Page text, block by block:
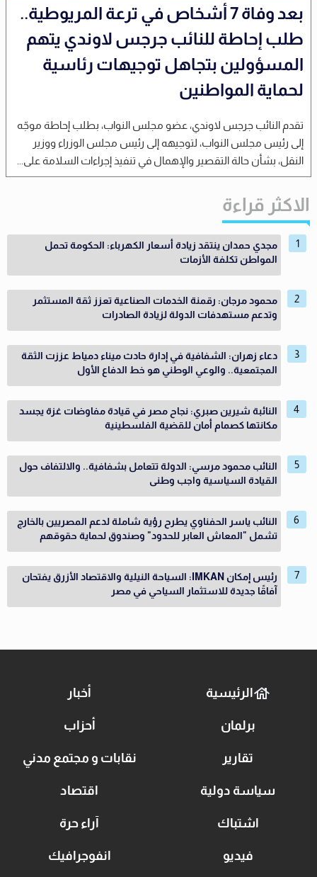
بعد وفاة 7 أشخاص في ترعة المريوطية..
طلب إحاطة للنائب جرجس لاوندي يتهم
المسؤولين بتجاهل توجيهات رئاسية
لحماية المواطنين
تقدم النائب جرجس لاوندي، عضو مجلس النواب، بطلب إحاطة موجّه
إلى رئيس مجلس النواب، لتوجيهه إلى رئيس مجلس الوزراء ووزير
النقل، بشأن حالة التقصير والإهمال في تنفيذ إجراءات السلامة على...
الاكثر قراءة
مجدي حمدان ينتقد زيادة أسعار الكهرباء: الحكومة تحمل
المواطن تكلفة الأزمات
محمود مرجان: رقمنة الخدمات الصناعية تعزز ثقة المستثمر
وتدعم مستهدفات الدولة لزيادة الصادرات
دعاء زهران: الشفافية في إدارة حادث ميناء دمياط عززت الثقة
المجتمعية.. والوعي الوطني هو خط الدفاع الأول
النائبة شيرين صبري: نجاح مصر في قيادة مفاوضات غزة يجسد
مكانتها كصمام أمان للقضية الفلسطينية
النائب محمود مرسي: الدولة تتعامل بشفافية.. والالتفاف حول
القيادة السياسية واجب وطنى
النائب ياسر الحفناوي يطرح رؤية شاملة لدعم المصريين بالخارج
تشمل "المعاش العابر للحدود" وصندوق لحماية حقوقهم
رئيس إمكان IMKAN: السياحة النيلية والاقتصاد الأزرق يفتحان
آفاقًا جديدة للاستثمار السياحي في مصر
الرئيسية أخبار
برلمان أحزاب
تقارير نقابات و مجتمع مدني
سياسة دولية اقتصاد
اشتباك آراء حرة
فيديو انفوجرافيك